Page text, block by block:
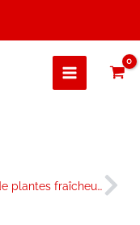
Jardin de plantes fraîcheur du matin